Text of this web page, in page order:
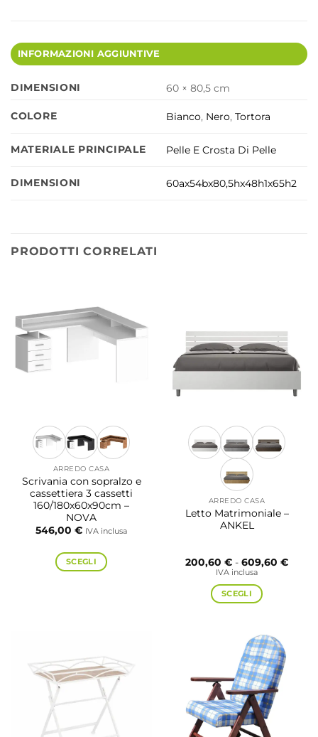
INFORMAZIONI AGGIUNTIVE
DIMENSIONI 60 × 80,5 cm
COLORE Bianco, Nero,Tortora
MATERIALE PRINCIPALE Pelle E Crosta Di Pelle
DIMENSIONI 60ax54bx80,5hx48h1x65h2
PRODOTTI CORRELATI
ARREDO CASA
Scrivania con sopralzo e
cassettiera 3 cassetti
160/180x60x90cm –
NOVA
546,00 € IVA inclusa
SCEGLI
opzioni
possono
essere
scelte
nella
ARREDO CASA
Letto Matrimoniale –
ANKEL
200,60 € - 609,60 €Fascia
IVA inclusa
SCEGLI
ha
più
varianti.
Le
opzioni
possono
essere